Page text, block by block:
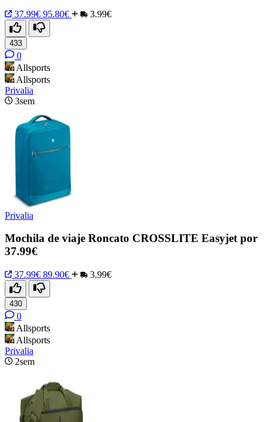
37.99€ 95.80€ 3.99€
433
0
Allsports
Allsports
Privalia
3sem
Privalia
Mochila de viaje Roncato CROSSLITE Easyjet por
37.99€
37.99€ 89.90€ 3.99€
430
0
Allsports
Allsports
Privalia
2sem